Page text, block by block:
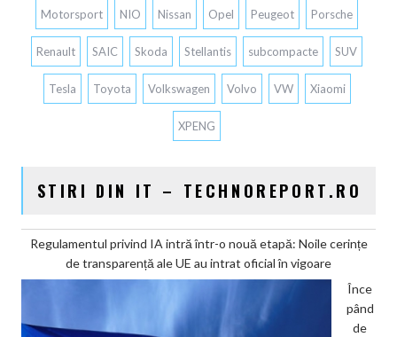
Motorsport NIO Nissan Opel Peugeot Porsche
Renault SAIC Skoda Stellantis subcompacte SUV
Tesla Toyota Volkswagen Volvo VW Xiaomi
XPENG
STIRI DIN IT – TECHNOREPORT.RO
Regulamentul privind IA intră într-o nouă etapă: Noile cerințe
de transparență ale UE au intrat oficial în vigoare
Înce
pând
de